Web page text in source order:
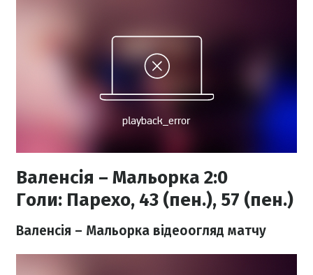
Валенсія – Мальорка 2:0
Голи: Парехо, 43 (пен.), 57 (пен.)
Валенсія – Мальорка відеоогляд матчу